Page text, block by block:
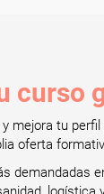
curso
mejora tu
oferta
demandadas